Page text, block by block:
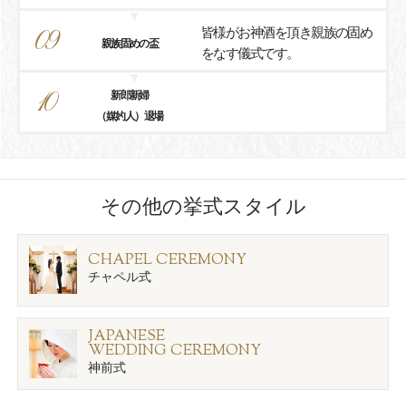
09 親族固めの盃
皆様がお神酒を頂き親族の固め
をなす儀式です。
10
新郎新婦
（媒妁人）退場
その他の挙式スタイル
CHAPEL CEREMONY
チャペル式
JAPANESE
WEDDING CEREMONY
神前式